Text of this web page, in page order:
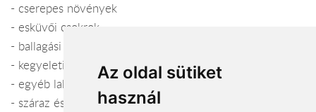
Az oldal sütiket
használ
- cserepes növények
- esküvői csokrok
- ballagási csokrok
- kegyeleti koszorúk
- egyéb lakásdekorációs kellékek, kaspók
- száraz és művirágok